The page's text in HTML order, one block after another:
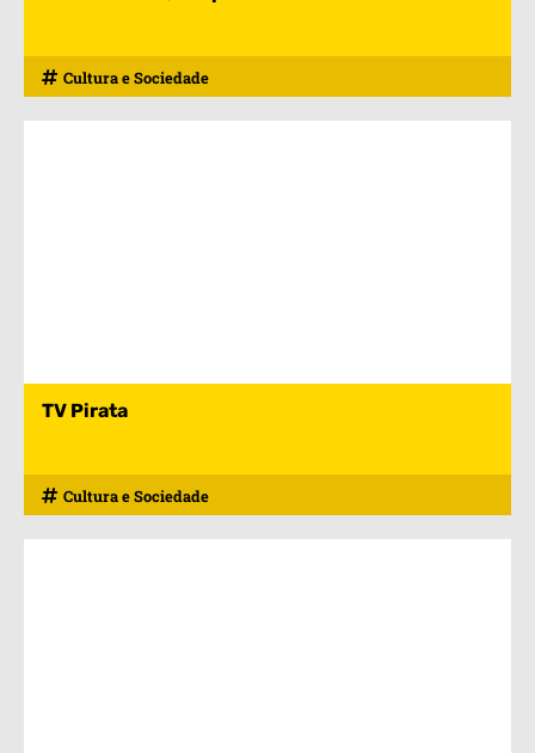
Cultura e Sociedade
TV Pirata
Cultura e Sociedade